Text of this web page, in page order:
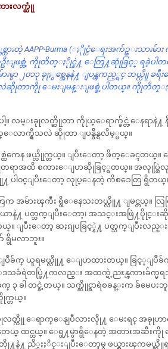
ားလက္ဆုုံ
ားတဲ့ AAPP-Burma (ႏိုုင္ငံေရးအက်ဥ္းသား
တဦးျဖစ္တဲ့ ကိုုတိတ္ႏိုုင္နဲ႔ ေတြ႔ဆုုံခြင့္ ရခဲ့
မွာ ၂၀၁၃ ခုုႏွစ္အေနနဲ႔ ျပန္ၾကည့္ရင္ ဘယ္လိုု ခရီ
လဲဆိုုတာကိုု ေမးျမန္းျဖစ္ခဲ့ပါတယ္။ ကိုုတိတ္
။ လမ္းခုုလတ္ဆိုုတာ ကိုုယ္ေရာက္ခ်င္တဲ့ေနရာနဲ႔
လာက္ရွိသလဲ ဆိုုတာ ျပန္ခ်ိန္ရလိမ့္မယ္။
ေန ဖယ္လိုုက္တယ္။ ျပီးေတာ့ ဖိတ္ေခၚတယ္။ က်
ာအထိ စကားေျပာဆိုုခြင့္ရတယ္။ အလုုပ္တြဲလုု
ပါ၀င္ျပီးေတာ့ လုုပ္ေနတဲ့ ကိစၥေတြ ရွိတယ္
းၾကီး ရွိေနေသးတယ္လိုု႔ ျမင္တယ္။ လြတ္လြတ္လ
ာနဲ႔ ပတ္သက္ျပီးေတာ့၊ အသင္းအဖြဲ႔ပိုုင္းဆိုု
ျပီးေတာ့ ဆႏၵျပခြင့္နဲ႔ ပတ္သက္ျပီးလည္
မလာဘူး။
ြင့္ျပဳခ်က္ ယူရမယ္လိုု႔ ေျပာထားတယ္။ ခြင့္
ဒသခံရဲတပ္ဖြဲ႔ကလည္း အထက္ရဲ့ညႊန္ၾကားခ်
၃ ခါ တင္ခဲ့တယ္။ သက္ဆိုုင္ရာရဲစခန္းက ခ်မေပ
က္တယ္။
တ္ကိုု ေရာက္ေနျပီလားလိုု႔ ေမးရင္ အခုုဟ
ယ္ ထင္တယ္။ ေရွ႔မွာရွိေနတဲ့ အတားအဆီးကိုု က်
တိုု႔နဲ႔ ညိွႏႈိင္းျပီးေတာ့မွ ဖယ္ရွားၾကမ